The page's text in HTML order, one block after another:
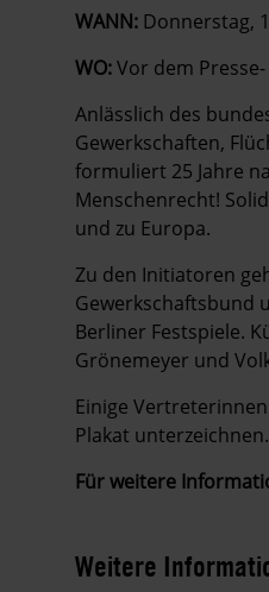
WANN: Donnerstag,
WO:Vor dem
Anlässlich des
Gewerkschaften,
formuliert 25 Jahre
Menschenrecht!
und zu Europa.
Zu den Initiatoren
Gewerkschaftsbund
Berliner Festspiele.
Grönemeyer und
Einige
Plakat
Für weitere
Weitere